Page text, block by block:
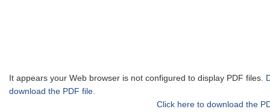
It appears your Web browser is not configured to display PDF files.
download the PDF file.
Click here to download the